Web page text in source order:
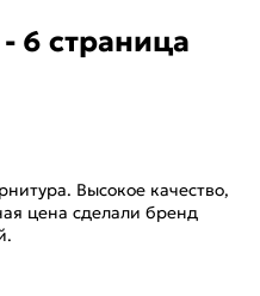
6 страница
Высокое качество,
цена сделали бренд